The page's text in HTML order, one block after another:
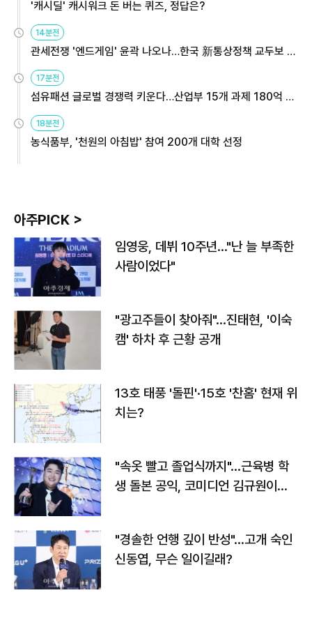
'캐시딜' 캐시워크 돈 버는 퀴즈, 정답은?
14분전
관세전쟁 '엔드게임' 윤곽 나오나…한국 新통상정책 교두보 활
용해야
17분전
섬유패션 글로벌 경쟁력 키운다…산업부 15개 과제 180억 지
원
18분전
농식품부, '천원의 아침밥' 참여 200개 대학 선정
아주PICK >
임영웅, 데뷔 10주년…"난 늘 부족한
사람이었다"
"광고주들이 찾아줘"…진태현, '이숙
캠' 하차 후 근황 공개
13호 태풍 '돌핀'·15호 '찬홈' 현재 위
치는?
"속옷 빨고 졸업식까지"…근육병 학
생 돌본 공익, 코미디언 김규원이었
"경솔한 언행 깊이 반성"…고개 숙인
신동엽, 무슨 일이길래?